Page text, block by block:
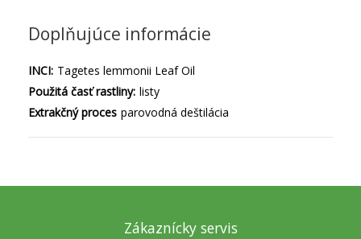
Doplňujúce informácie
INCI: Tagetes lemmonii Leaf Oil
Použitá časť rastliny: listy
Extrakčný proces parovodná deštilácia
Zákaznícky servis